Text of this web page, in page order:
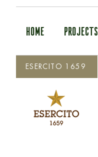
HOME PROJECTS
ESERCITO 1659